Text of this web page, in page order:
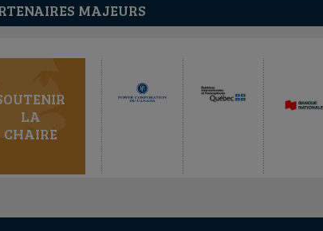
MAJEURS
LA
CHAIRE